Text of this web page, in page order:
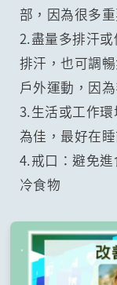
部，因為很多
2.盡量多排汗
排汗，也可調
戶外運動，因
3.生活或工作
為佳，最好在
4.戒口：避免
冷食物